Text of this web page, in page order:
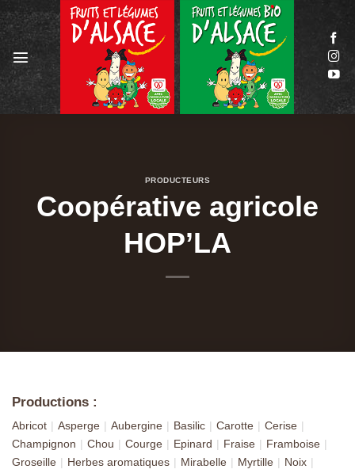
Passer
au
contenu
PRODUCTEURS
Coopérative agricole
HOP’LA
Productions :
Abricot Asperge Aubergine Basilic Carotte
Cerise
Champignon
Chou Courge Epinard Fraise
Framboise
Groseille
Herbes aromatiques Mirabelle Myrtille
Noix